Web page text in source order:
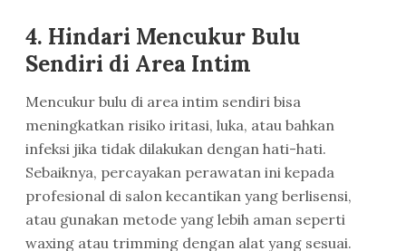
4. Hindari Mencukur Bulu
Sendiri di Area Intim
Mencukur bulu di area intim sendiri bisa
meningkatkan risiko iritasi, luka, atau bahkan
infeksi jika tidak dilakukan dengan hati-hati.
Sebaiknya, percayakan perawatan ini kepada
profesional di salon kecantikan yang berlisensi,
atau gunakan metode yang lebih aman seperti
waxing atau trimming dengan alat yang sesuai.